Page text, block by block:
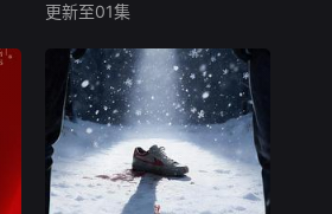
科林·法瑞尔
《谜探休格》以当代视角
重新演绎了文学、电影和电视
史上最受欢迎且意义重大的题
材之一——私家侦探故事。第
二季迎来洛杉矶标志性私家侦
探兼电影鉴赏家约翰·休格的回
更新至01集